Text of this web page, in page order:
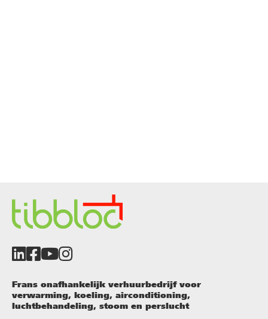
Frans onafhankelijk verhuurbedrijf voor
verwarming, koeling, airconditioning,
luchtbehandeling, stoom en perslucht